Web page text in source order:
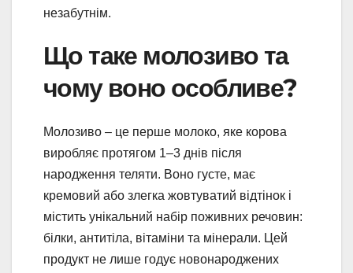
незабутнім.
Що таке молозиво та
чому воно особливе?
Молозиво – це перше молоко, яке корова
виробляє протягом 1–3 днів після
народження теляти. Воно густе, має
кремовий або злегка жовтуватий відтінок і
містить унікальний набір поживних речовин:
білки, антитіла, вітаміни та мінерали. Цей
продукт не лише годує новонароджених